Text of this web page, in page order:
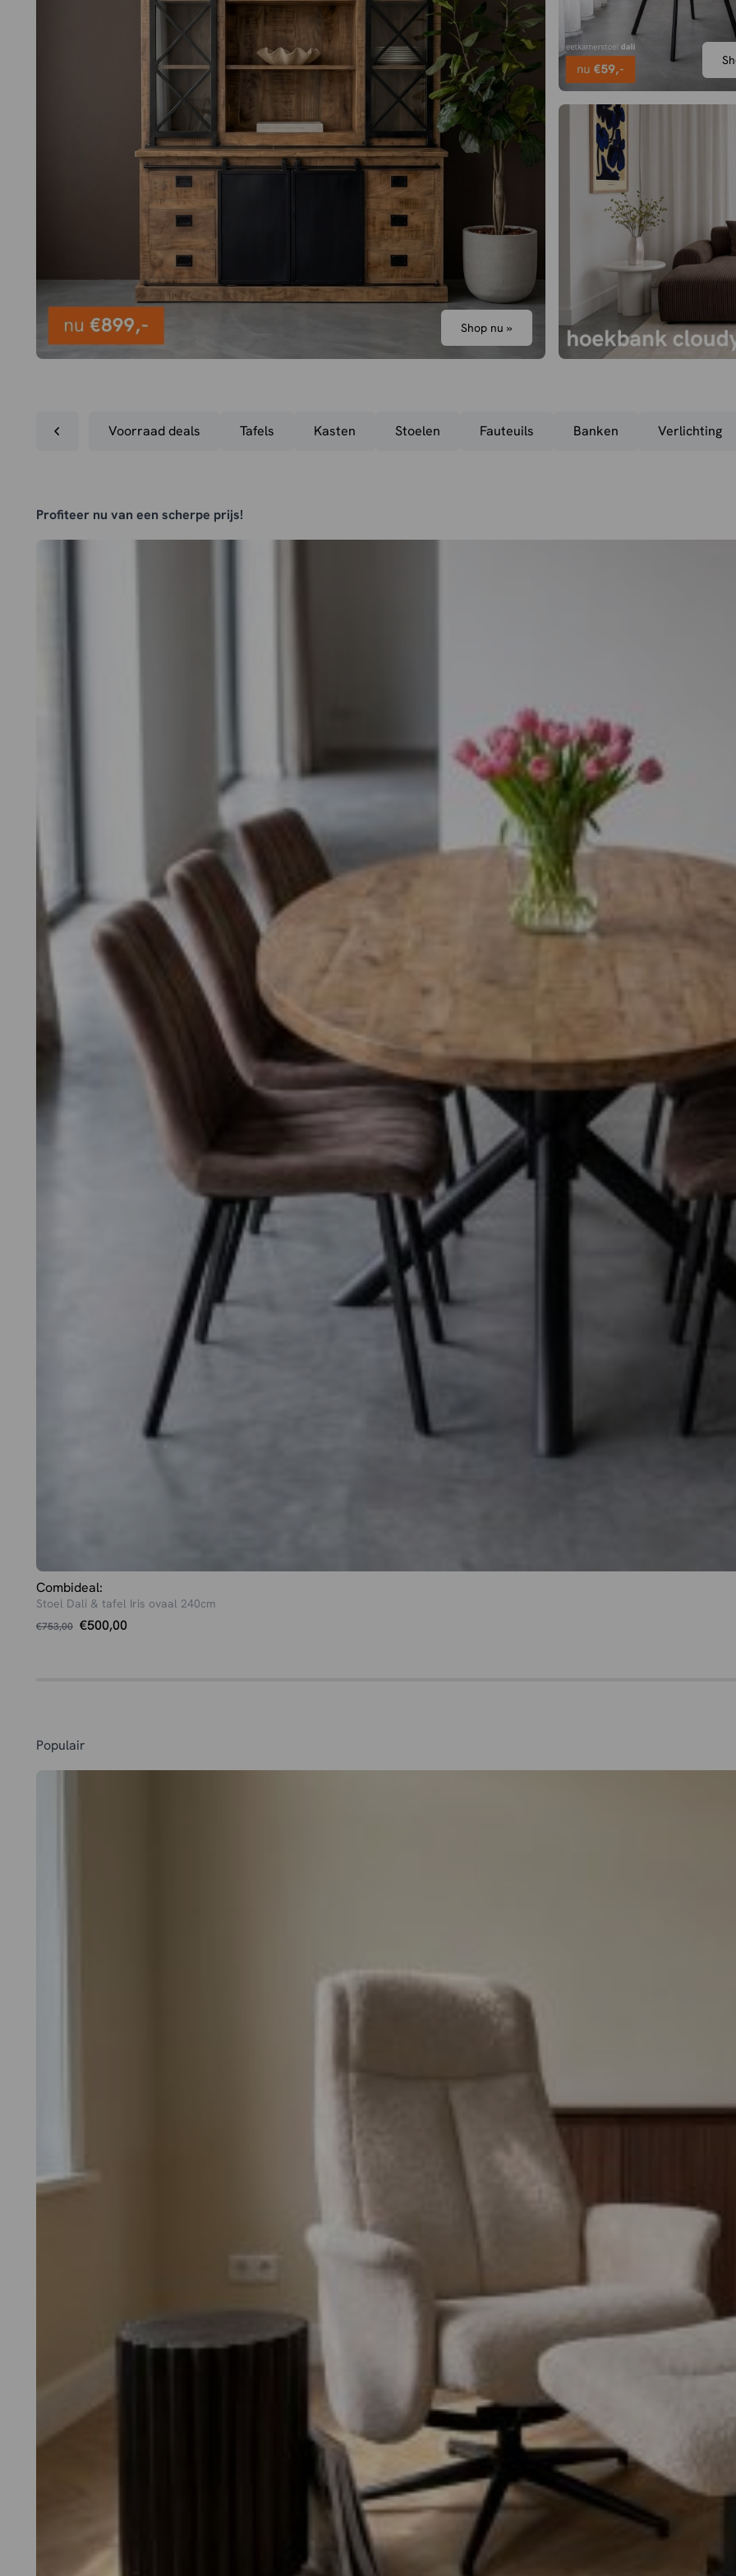
Shop nu »
Voorraad deals Tafels Kasten Stoelen Fauteuils Banken Verlichting
Profiteer nu van een scherpe prijs!
Combideal:
Stoel Dali & tafel Iris ovaal 240cm
€753,00
Oorspronkelijke
€500,00
Huidige
Populair